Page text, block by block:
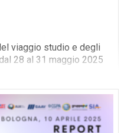
viaggio studio e degli
28 al 31 maggio 2025